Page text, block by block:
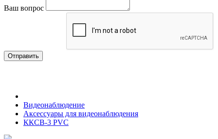
Ваш вопрос
Отправить
Видеонаблюдение
Аксессуары для видеонаблюдения
ККСВ-3 PVC